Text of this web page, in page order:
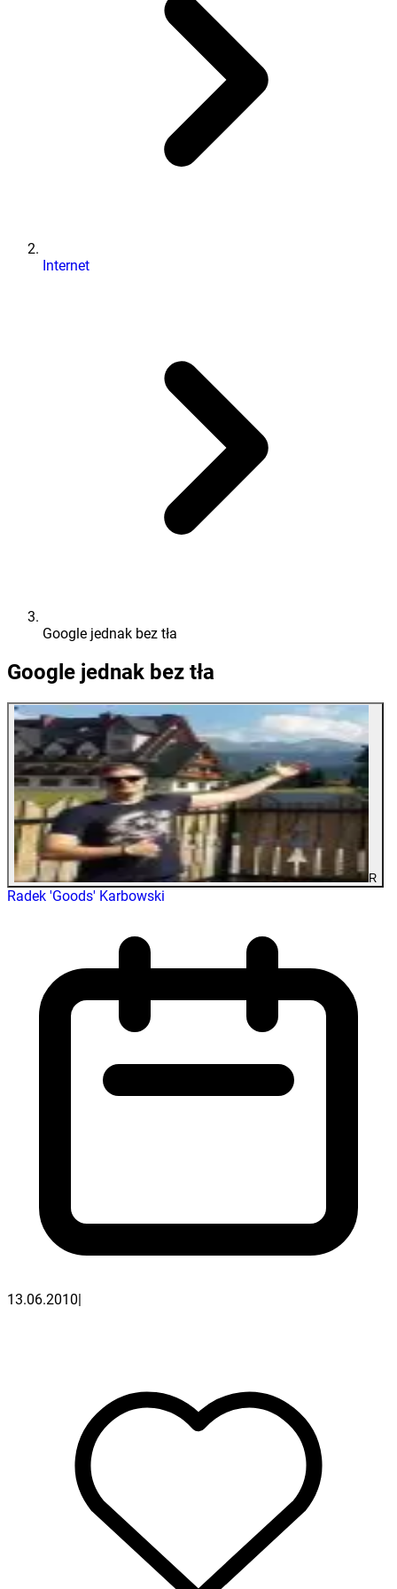
Internet
Google jednak bez tła
Google jednak bez tła
R
Radek 'Goods' Karbowski
13.06.2010|